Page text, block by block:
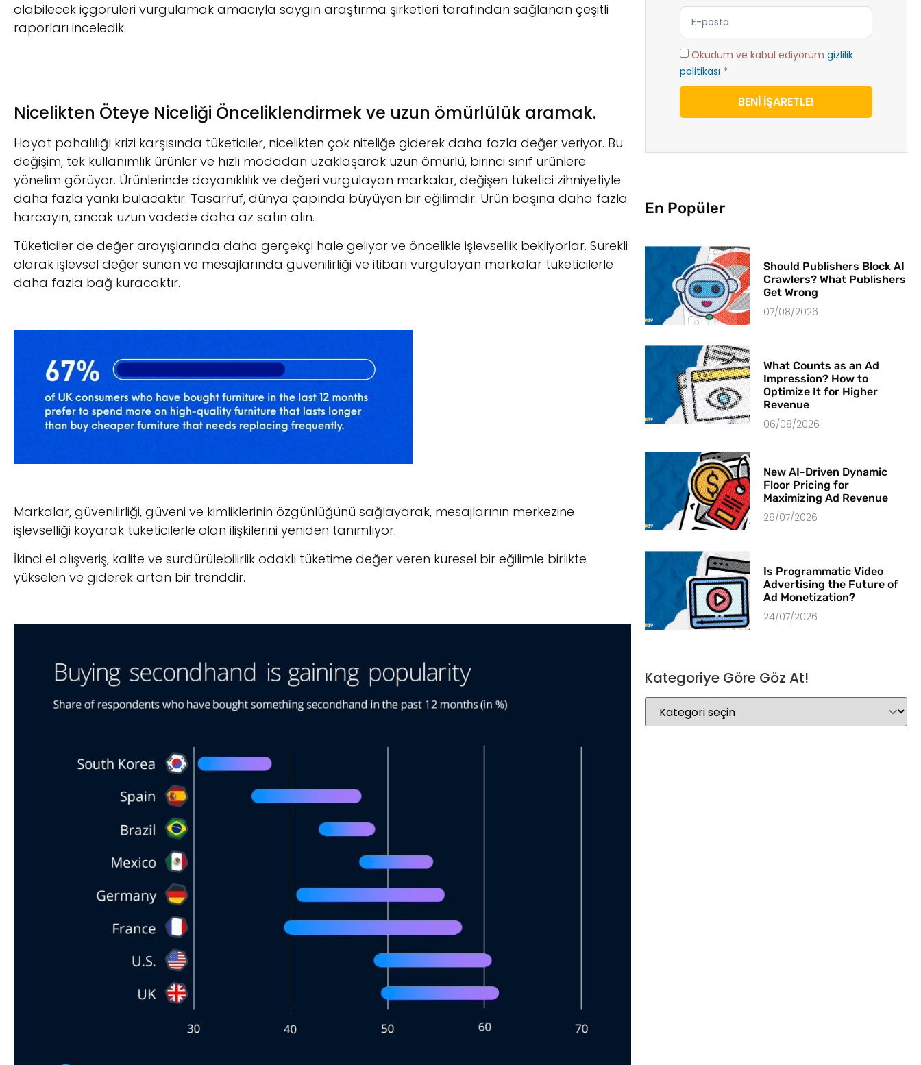
olabilecek içgörüleri vurgulamak amacıyla saygın araştırma şirketleri tarafından sağlanan çeşitli
raporları inceledik.
Nicelikten Öteye Niceliği Önceliklendirmek ve uzun ömürlülük aramak.
Hayat pahalılığı krizi karşısında tüketiciler, nicelikten çok niteliğe giderek daha fazla değer veriyor. Bu
değişim, tek kullanımlık ürünler ve hızlı modadan uzaklaşarak uzun ömürlü, birinci sınıf ürünlere
yönelim görüyor. Ürünlerinde dayanıklılık ve değeri vurgulayan markalar, değişen tüketici zihniyetiyle
daha fazla yankı bulacaktır. Tasarruf, dünya çapında büyüyen bir eğilimdir. Ürün başına daha fazla
harcayın, ancak uzun vadede daha az satın alın.
Tüketiciler de değer arayışlarında daha gerçekçi hale geliyor ve öncelikle işlevsellik bekliyorlar. Sürekli
olarak işlevsel değer sunan ve mesajlarında güvenilirliği ve itibarı vurgulayan markalar tüketicilerle
daha fazla bağ kuracaktır.
Markalar, güvenilirliği, güveni ve kimliklerinin özgünlüğünü sağlayarak, mesajlarının merkezine
işlevselliği koyarak tüketicilerle olan ilişkilerini yeniden tanımlıyor.
İkinci el alışveriş, kalite ve sürdürülebilirlik odaklı tüketime değer veren küresel bir eğilimle birlikte
yükselen ve giderek artan bir trenddir.
Okudum ve kabul ediyorum gizlilik
politikası *
BENİ İŞARETLE!
En Popüler
Should Publishers Block AI
Crawlers? What Publishers
Get Wrong
07/08/2026
What Counts as an Ad
Impression? How to
Optimize It for Higher
Revenue
06/08/2026
New AI-Driven Dynamic
Floor Pricing for
Maximizing Ad Revenue
28/07/2026
Is Programmatic Video
Advertising the Future of
Ad Monetization?
24/07/2026
Kategoriye Göre Göz At!